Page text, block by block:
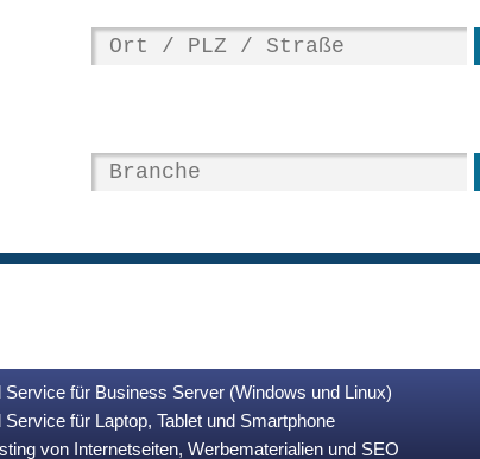
Service für Business Server (Windows und Linux)
für Laptop, Tablet und Smartphone
von Internetseiten, Werbematerialien und SEO